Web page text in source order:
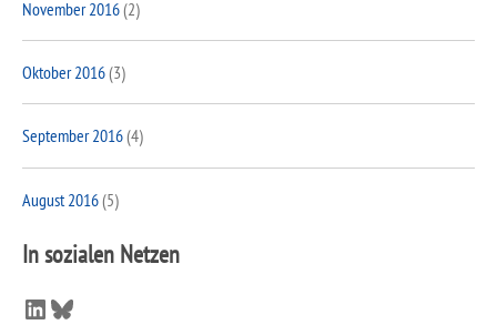
November 2016(2)
Oktober 2016(3)
September 2016(4)
August 2016(5)
In sozialen Netzen
LinkedIn
Bluesky